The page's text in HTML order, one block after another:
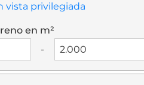
vista privilegiada
en m²
-